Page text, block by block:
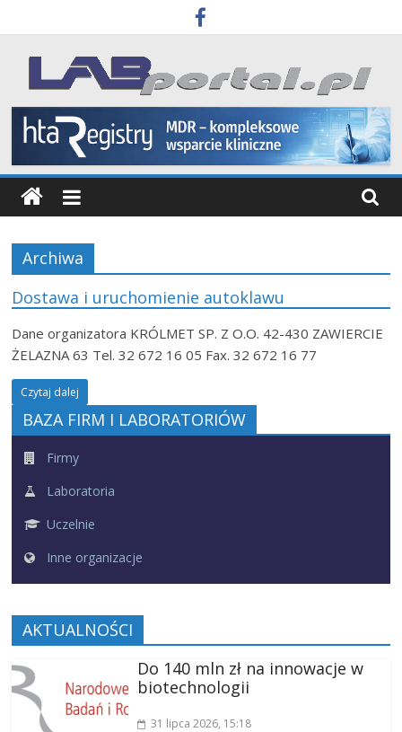
to
content
Labportal
Laboratoria
Aparatura
Badania
Archiwa
Dostawa i uruchomienie autoklawu
Dane organizatora KRÓLMET SP. Z O.O. 42-430 ZAWIERCIE
ŻELAZNA 63 Tel. 32 672 16 05 Fax. 32 672 16 77
Czytaj dalej
BAZA FIRM I LABORATORIÓW
Firmy
Laboratoria
Uczelnie
Inne organizacje
AKTUALNOŚCI
Do 140 mln zł na innowacje w
biotechnologii
31 lipca 2026, 15:18